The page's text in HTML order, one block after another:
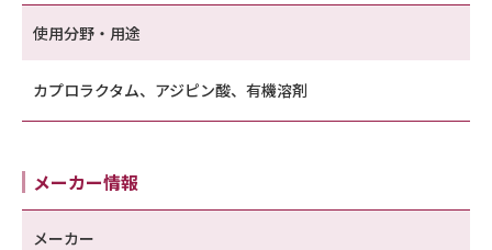
使用分野・用途
カプロラクタム、アジピン酸、有機溶剤
メーカー情報
メーカー